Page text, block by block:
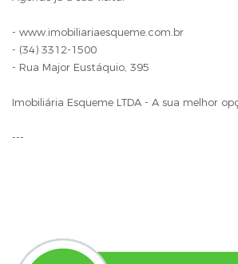
- www.imobiliariaesqueme.com.br
- (34) 3312-1500
- Rua Major Eustáquio, 395
Imobiliária Esqueme LTDA - A sua melhor
---